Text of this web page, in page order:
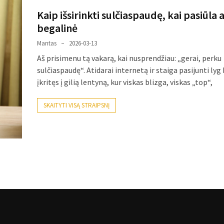
Kaip išsirinkti sulčiaspaudę, kai pasiūla
begalinė
Mantas 2026-03-13
Aš prisimenu tą vakarą, kai nusprendžiau: „gerai, perku
sulčiaspaudę“. Atidarai internetą ir staiga pasijunti lyg
įkritęs į gilią lentyną, kur viskas blizga, viskas „top“,
SKAITYTI VISĄ STRAIPSNĮ